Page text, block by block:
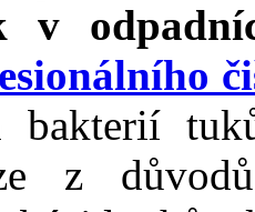
v
bakterií
z